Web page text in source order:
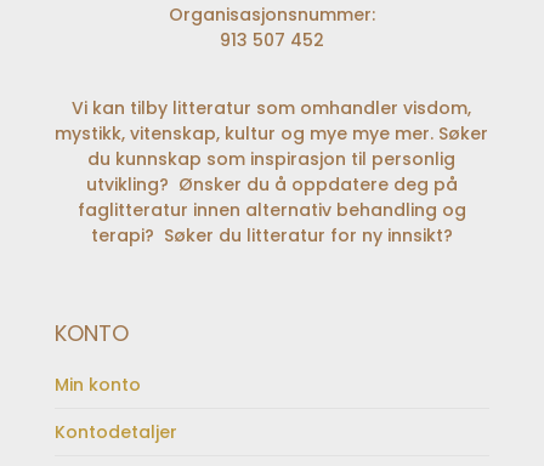
Organisasjonsnummer:
913 507 452
Vi kan tilby litteratur som omhandler visdom,
mystikk, vitenskap, kultur og mye mye mer. Søker
du kunnskap som inspirasjon til personlig
utvikling? Ønsker du å oppdatere deg på
faglitteratur innen alternativ behandling og
terapi? Søker du litteratur for ny innsikt?
KONTO
Min konto
Kontodetaljer